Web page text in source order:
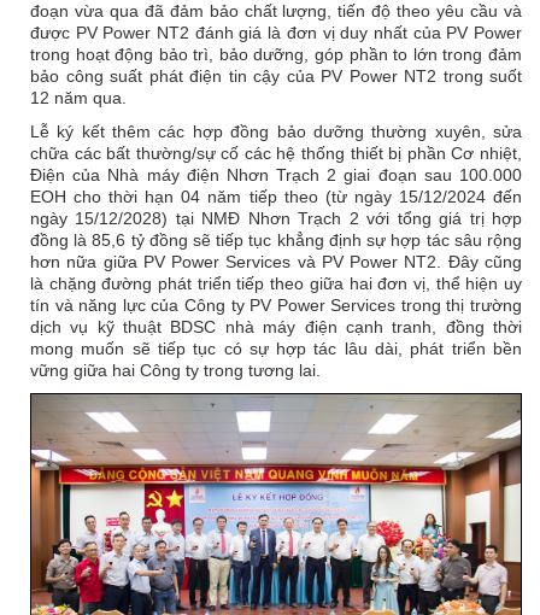
đoạn vừa qua đã đảm bảo chất lượng, tiến độ theo yêu cầu và
được PV Power NT2 đánh giá là đơn vị duy nhất của PV Power
trong hoạt động bảo trì, bảo dưỡng, góp phần to lớn trong đảm
bảo công suất phát điện tin cậy của PV Power NT2 trong suốt
12 năm qua.
Lễ ký kết thêm các hợp đồng bảo dưỡng thường xuyên, sửa
chữa các bất thường/sự cố các hệ thống thiết bị phần Cơ nhiệt,
Điện của Nhà máy điện Nhơn Trạch 2 giai đoạn sau 100.000
EOH cho thời hạn 04 năm tiếp theo (từ ngày 15/12/2024 đến
ngày 15/12/2028) tại NMĐ Nhơn Trạch 2 với tổng giá trị hợp
đồng là 85,6 tỷ đồng sẽ tiếp tục khẳng định sự hợp tác sâu rộng
hơn nữa giữa PV Power Services và PV Power NT2. Đây cũng
là chặng đường phát triển tiếp theo giữa hai đơn vị, thể hiện uy
tín và năng lực của Công ty PV Power Services trong thị trường
dịch vụ kỹ thuật BDSC nhà máy điện cạnh tranh, đồng thời
mong muốn sẽ tiếp tục có sự hợp tác lâu dài, phát triển bền
vững giữa hai Công ty trong tương lai.